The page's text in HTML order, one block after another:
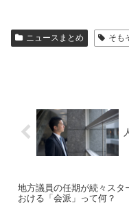
ニュースまとめ そも
地方議員の任期が続々スタ
おける「会派」って何？